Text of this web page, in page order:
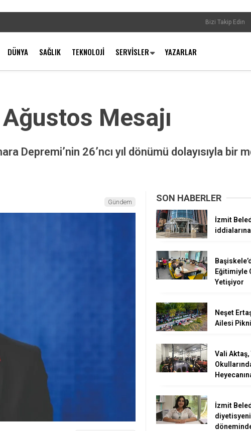
Bizi Takip Edin
DÜNYA SAĞLIK TEKNOLOJI SERVISLER YAZARLAR
Mesajı
Depremi’nin 26’ncı yıl dönümü dolayısıyla bir
Gündem SON HABERLER
İzmit
Eğitimiyle
Yetişiyor
Neşet
Ailesi
Vali Aktaş,
İzmit